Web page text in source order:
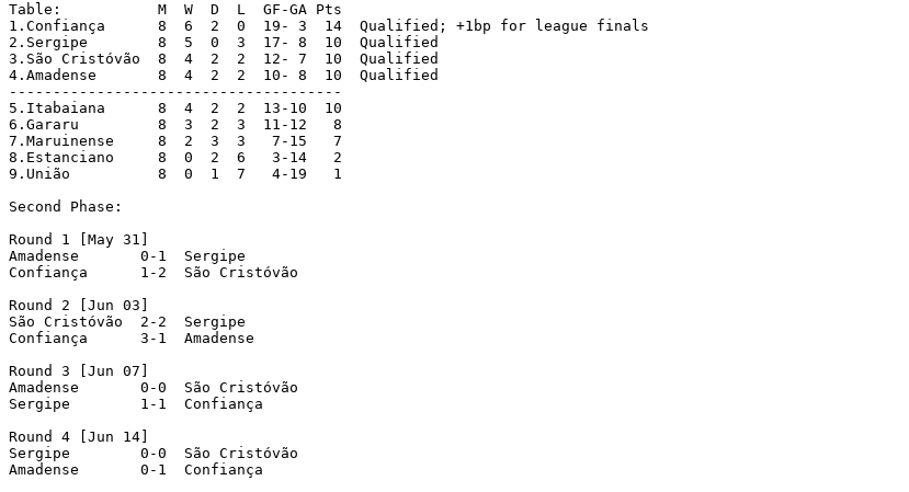
Table:           M  W  D  L  GF-GA Pts
1.Confiança      8  6  2  0  19- 3  14  Qualified; +1bp for league finals
2.Sergipe        8  5  0  3  17- 8  10  Qualified
3.São Cristóvão  8  4  2  2  12- 7  10  Qualified
4.Amadense       8  4  2  2  10- 8  10  Qualified
--------------------------------------
5.Itabaiana      8  4  2  2  13-10  10
6.Gararu         8  3  2  3  11-12   8
7.Maruinense     8  2  3  3   7-15   7
8.Estanciano     8  0  2  6   3-14   2
9.União          8  0  1  7   4-19   1
Second Phase:
Round 1 [May 31]
Amadense       0-1  Sergipe
Confiança      1-2  São Cristóvão
Round 2 [Jun 03]
São Cristóvão  2-2  Sergipe
Confiança      3-1  Amadense
Round 3 [Jun 07]
Amadense       0-0  São Cristóvão
Sergipe        1-1  Confiança
Round 4 [Jun 14]
Sergipe        0-0  São Cristóvão
Amadense       0-1  Confiança